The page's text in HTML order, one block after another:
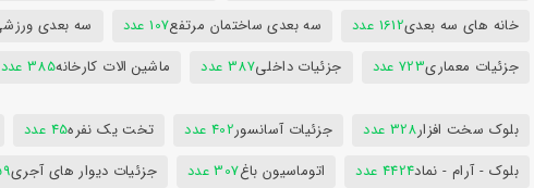
خانه های سه بعدی1612 عدد سه بعدی ساختمان مرتفع107 عدد سه بعدی
جزئیات معماری723 عدد جزئیات داخلی387 عدد ماشین الات کارخانه385 عدد
بلوک سخت افزار328 عدد جزئیات آسانسور402 عدد تخت یک نفره45 عدد
بلوک - آرام - نماد4424 عدد اتوماسیون باغ307 عدد جزئیات دیوار های آجری